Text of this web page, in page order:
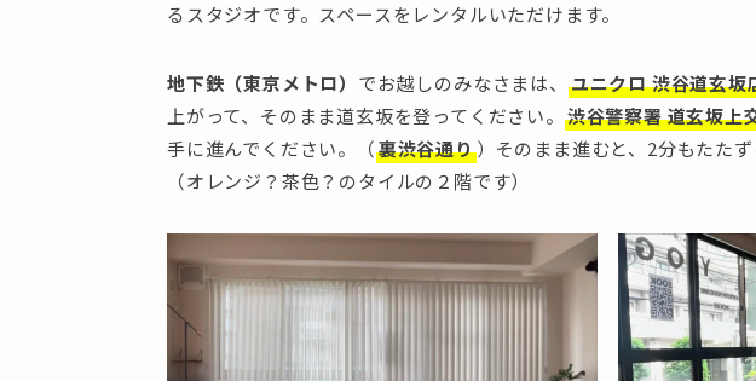
るスタジオです。スペースをレンタルいただけます。
地下鉄（東京メトロ） でお越しのみなさまは、 ユニクロ 渋谷道玄
上がって、そのまま道玄坂を登ってください。 渋谷警察署 道玄坂上
手に進んでください。（裏渋谷通り）そのまま進むと、2分もたた
（オレンジ？茶色？のタイルの２階です）